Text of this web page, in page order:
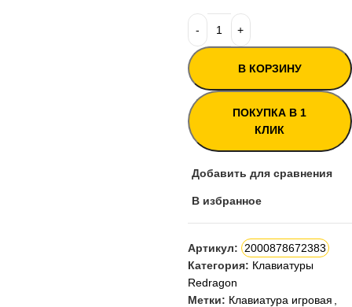
В КОРЗИНУ
ПОКУПКА В 1
КЛИК
Добавить для сравнения
В избранное
Артикул: 2000878672383
Категория: Клавиатуры
Redragon
Метки: Клавиатура игровая